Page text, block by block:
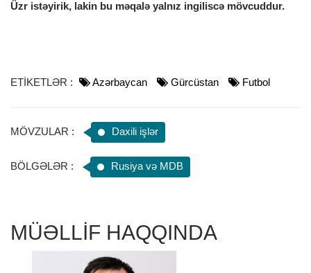
Üzr istəyirik, lakin bu məqalə yalnız ingiliscə mövcuddur.
ETİKETLƏR : Azərbaycan Gürcüstan Futbol
MÖVZULAR : Daxili işlər
BÖLGƏLƏR : Rusiya və MDB
MÜƏLLİF HAQQINDA